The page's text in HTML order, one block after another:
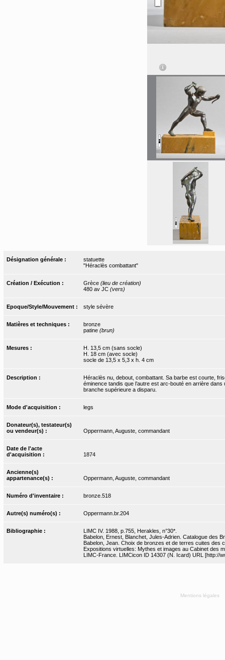
Désignation générale :
statuette
"Héraclès combattant"
Création / Exécution : Grèce (lieu de création)
480 av JC (vers)
Epoque/Style/Mouvement : style sévère
Matières et techniques :
bronze
patine (brun)
Mesures :
H. 13,5 cm (sans socle)
H. 18 cm (avec socle)
socle de 13,5 x 5,3 x h. 4 cm
Description :
Héraclès nu, debout, combattant. Sa barbe est courte,
éminence tandis que l’autre est arc-bouté en arrière
branche supérieure a disparu.
Mode d'acquisition : legs
Donateur(s), testateur(s)
ou vendeur(s) :
Oppermann, Auguste, commandant
Date de l'acte
d'acquisition :
1874
Ancienne(s)
appartenance(s) :
Oppermann, Auguste, commandant
Numéro d'inventaire : bronze.518
Autre(s) numéro(s) : Oppermann.br.204
Bibliographie :
LIMC IV. 1988, p.755, Herakles, n°30*.
Babelon, Ernest, Blanchet, Jules-Adrien. Catalogue des
Babelon, Jean. Choix de bronzes et de terres cuites des
Expositions virtuelles: Mythes et images au Cabinet des
LIMC-France. LIMCicon ID 14307 (N. Icard) URL [http://
Mentions légales